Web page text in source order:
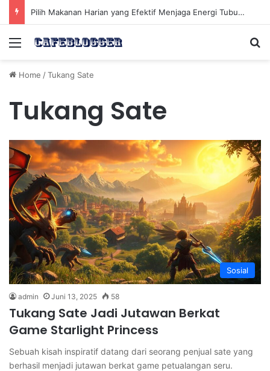
Strategi Efektif Mengelola Emosi Negatif dalam Hubungan Sosial yang Rumit untuk Kesehatan Mental
Menu
Home /Tukang Sate
Tukang Sate
Sosial
admin Juni 13, 2025 58
Tukang Sate Jadi Jutawan Berkat
Game Starlight Princess
Sebuah kisah inspiratif datang dari seorang penjual sate yang
berhasil menjadi jutawan berkat game petualangan seru.